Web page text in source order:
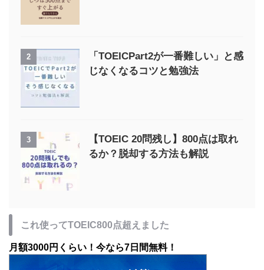
2
「TOEICPart2が一番難しい」と感
じなくなるコツと勉強法
3
【TOEIC 20問残し】800点は取れ
るか？脱却する方法も解説
これ使ってTOEIC800点超えました
月額3000円くらい！今なら7日間無料！